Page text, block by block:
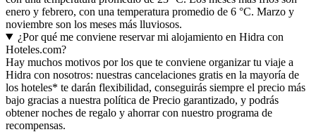
enero y febrero, con una temperatura promedio de 6 °C. Marzo y
noviembre son los meses más lluviosos.
¿Por qué me conviene reservar mi alojamiento en Hidra con
Hoteles.com?
Hay muchos motivos por los que te conviene organizar tu viaje a
Hidra con nosotros: nuestras cancelaciones gratis en la mayoría de
los hoteles* te darán flexibilidad, conseguirás siempre el precio más
bajo gracias a nuestra política de Precio garantizado, y podrás
obtener noches de regalo y ahorrar con nuestro programa de
recompensas.